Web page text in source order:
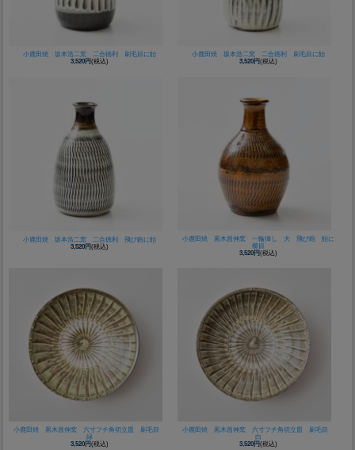
小鹿田焼 坂本浩二窯 二合徳利 刷毛目に飴
3,520円(税込)
小鹿田焼 坂本浩二窯 二合徳利 刷毛目に飴
3,520円(税込)
小鹿田焼 坂本浩二窯 二合徳利 飛び鉋に飴
3,520円(税込)
小鹿田焼 黒木昌伸窯 一輪挿し 大 飛び鉋 飴に
櫛目
3,520円(税込)
小鹿田焼 黒木昌伸窯 六寸フチ角切立皿 刷毛目
緑
3,520円(税込)
小鹿田焼 黒木昌伸窯 六寸フチ角切立皿 刷毛目
白
3,520円(税込)